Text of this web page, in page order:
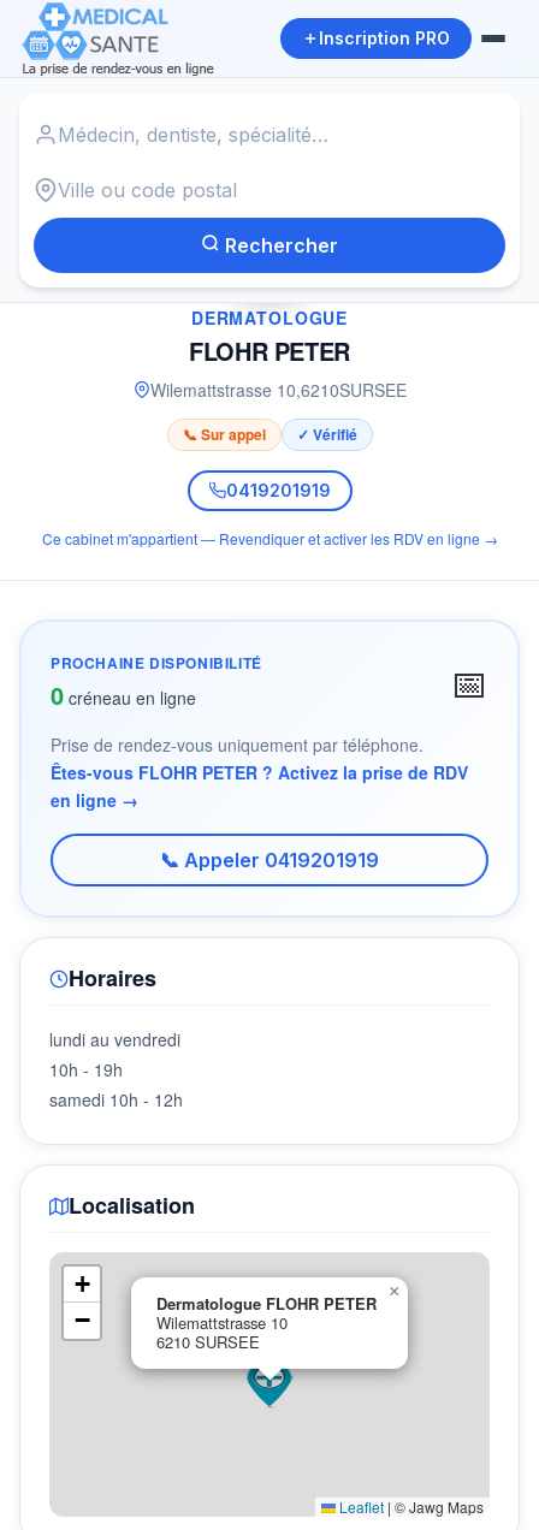
Inscription PRO
Rechercher
✓
DERMATOLOGUE
FLOHR PETER
Wilemattstrasse 10,6210SURSEE
📞 Sur appel ✓ Vérifié
0419201919
Ce cabinet m'appartient — Revendiquer et activer les RDV en ligne →
PROCHAINE DISPONIBILITÉ
0 créneau en ligne 📅
Prise de rendez-vous uniquement par téléphone.
Êtes-vous FLOHR PETER ? Activez la prise de RDV
en ligne →
📞 Appeler 0419201919
Horaires
lundi au vendredi
10h - 19h
samedi 10h - 12h
Localisation
Dermatologue FLOHR PETER
Wilemattstrasse 10
6210 SURSEE
×
+
−
Leaflet | © Jawg Maps